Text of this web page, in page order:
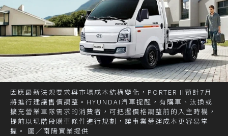
因應最新法規要求與市場成本結構變化，PORTER II預計7月
將進行建議售價調整。HYUNDAI汽車提醒，有購車、汰換或
擴充營業車隊需求的消費者，可把握價格調整前的入主時機，
提前以現階段購車條件進行規劃，讓事業營運成本更容易掌
握。 圖／南陽實業提供